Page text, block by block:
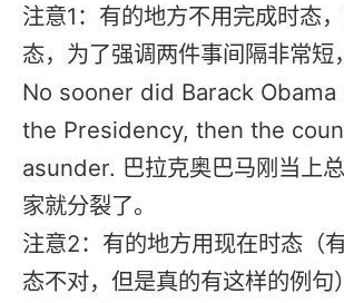
注意1：有的地方不用完成时态
态，为了强调两件事间隔非常短
No sooner did Barack
the Presidency, then the
asunder. 巴拉克奥巴马刚当上
家就分裂了。
注意2：有的地方用现在时态（
态不对，但是真的有这样的例句）